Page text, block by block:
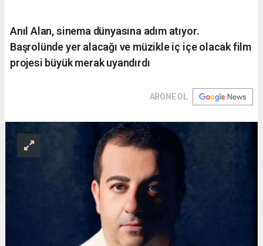
Anıl Alan, sinema dünyasına adım atıyor.
Başrolünde yer alacağı ve müzikle iç içe olacak film
projesi büyük merak uyandırdı
ABONE OL